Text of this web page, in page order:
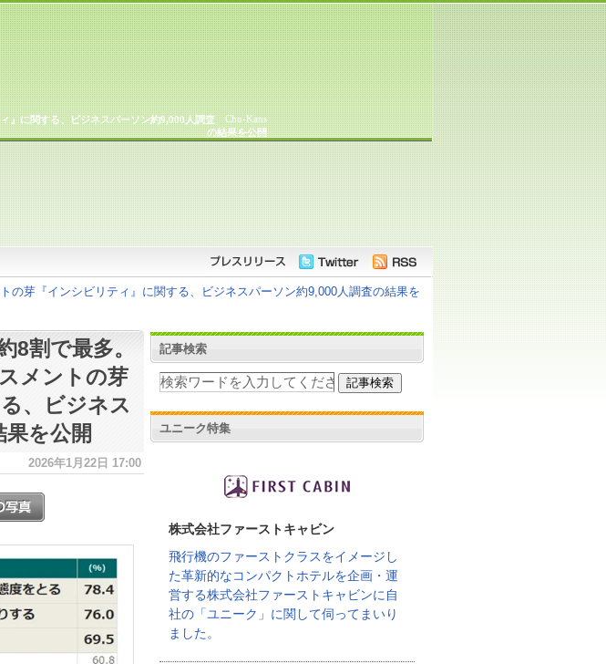
Chu-Kans
』に関する、ビジネスパーソン約9,000人調査
の結果を公開
の芽『インシビリティ』に関する、ビジネスパーソン約9,000人調査の結果を
8割で最多。
メントの芽
、ビジネス
を公開
2026年1月22日 17:00
記事検索
ユニーク特集
株式会社ファーストキャビン
飛行機のファーストクラスをイメージし
た革新的なコンパクトホテルを企画・運
営する株式会社ファーストキャビンに自
社の「ユニーク」に関して伺ってまいり
ました。